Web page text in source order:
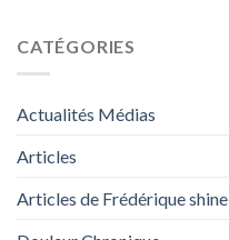
CATÉGORIES
Actualités Médias
Articles
Articles de Frédérique shine